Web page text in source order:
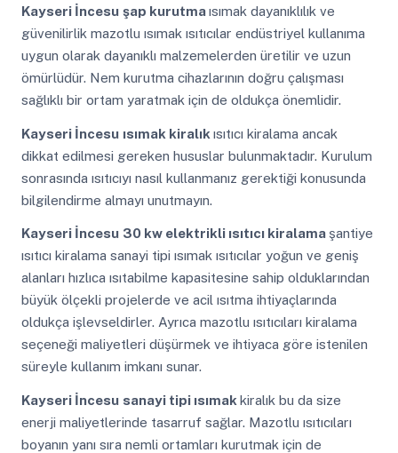
Kayseri İncesu şap kurutmaısımak dayanıklılık ve
güvenilirlik mazotlu ısımak ısıtıcılar endüstriyel kullanıma
uygun olarak dayanıklı malzemelerden üretilir ve uzun
ömürlüdür. Nem kurutma cihazlarının doğru çalışması
sağlıklı bir ortam yaratmak için de oldukça önemlidir.
Kayseri İncesu ısımak kiralık ısıtıcı kiralama ancak
dikkat edilmesi gereken hususlar bulunmaktadır. Kurulum
sonrasında ısıtıcıyı nasıl kullanmanız gerektiği konusunda
bilgilendirme almayı unutmayın.
Kayseri İncesu 30 kw elektrikli ısıtıcı kiralama şantiye
ısıtıcı kiralama sanayi tipi ısımak ısıtıcılar yoğun ve geniş
alanları hızlıca ısıtabilme kapasitesine sahip olduklarından
büyük ölçekli projelerde ve acil ısıtma ihtiyaçlarında
oldukça işlevseldirler. Ayrıca mazotlu ısıtıcıları kiralama
seçeneği maliyetleri düşürmek ve ihtiyaca göre istenilen
süreyle kullanım imkanı sunar.
Kayseri İncesu sanayi tipi ısımak kiralık bu da size
enerji maliyetlerinde tasarruf sağlar. Mazotlu ısıtıcıları
boyanın yanı sıra nemli ortamları kurutmak için de